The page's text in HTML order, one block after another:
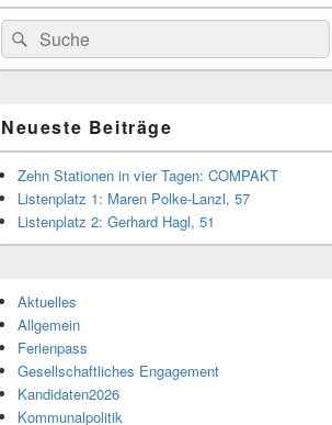
Suchen
nach:
Suchen
Neueste Beiträge
Zehn Stationen in vier Tagen: COMPAKT
Listenplatz 1: Maren Polke-Lanzl, 57
Listenplatz 2: Gerhard Hagl, 51
Aktuelles
Allgemein
Ferienpass
Gesellschaftliches Engagement
Kandidaten2026
Kommunalpolitik